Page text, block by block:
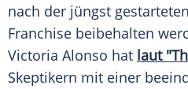
nach der jüngst
Franchise beibehalten
Victoria Alonso hat laut
Skeptikern mit einer